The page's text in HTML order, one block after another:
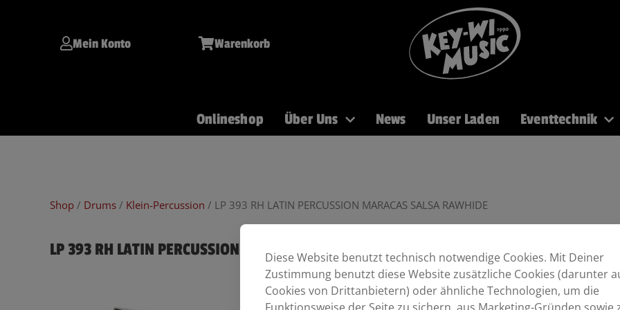
Mein Konto Warenkorb
Onlineshop Über Uns News Unser Laden Eventtechnik
Shop / Drums / Klein-Percussion / LP 393 RH LATIN PERCUSSION MARACAS SALSA RAWHIDE
LP 393 RH LATIN PERCUSSION MARACAS SALSA RAWHIDEDiese Website benutzt technisch notwendige Cookies. Mit Deiner
Zustimmung benutzt diese Website zusätzliche Cookies (darunter
Cookies von Drittanbietern) oder ähnliche Technologien, um die